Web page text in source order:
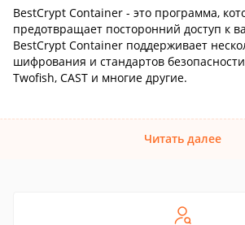
BestCrypt Container - это программа,
предотвращает посторонний доступ к
BestCrypt Container поддерживает
шифрования и стандартов
Twofish, CAST и многие другие.
Читать далее